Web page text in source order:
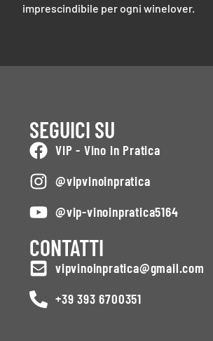
imprescindibile per ogni winelover.
SEGUICI SU
VIP - Vino in Pratica
@vipvinoinpratica
@vip-vinoinpratica5164
CONTATTI
vipvinoinpratica@gmail.com
+39 393 6700351